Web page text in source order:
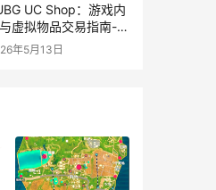
UC Shop：游戏内
虚拟物品交易指南-
UC Shop如何购买
年5月13日